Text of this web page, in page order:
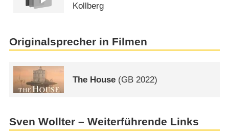
Kollberg
Originalsprecher in Filmen
The House (GB 2022)
Sven Wollter – Weiterführende Links